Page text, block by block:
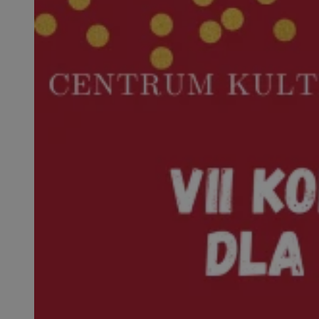
_ga_DEDM2KCVWQ
FCCDCF
VISITOR_INFO1_LIVE